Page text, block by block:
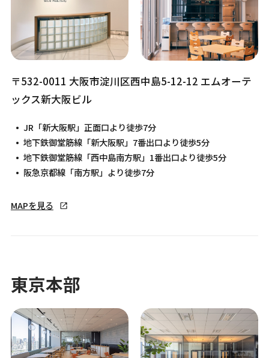
〒532-0011 大阪市淀川区西中島5-12-12 エムオーテ
ックス新大阪ビル
JR「新大阪駅」正面口より徒歩7分
地下鉄御堂筋線「新大阪駅」7番出口より徒歩5分
地下鉄御堂筋線「西中島南方駅」1番出口より徒歩5分
阪急京都線「南方駅」より徒歩7分
MAPを見る
東京本部